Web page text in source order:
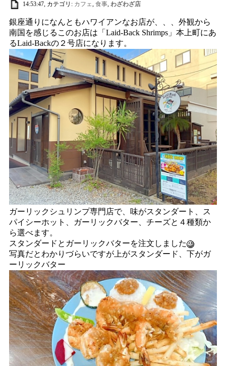
14:53:47, カテゴリ: カフェ,食事,わざわざ店
銀座通りになんともハワイアンなお店が、、、外観から
南国を感じるこのお店は「Laid-Back Shrimps」本上町にあ
るLaid-Backの２号店になります。
ガーリックシュリンプ専門店で、味がスタンダート、ス
パイシーホット、ガーリックバター、チーズと４種類か
ら選べます。
スタンダードとガーリックバターを注文しました
写真だとわかりづらいですが上がスタンダード、下がガ
ーリックバター